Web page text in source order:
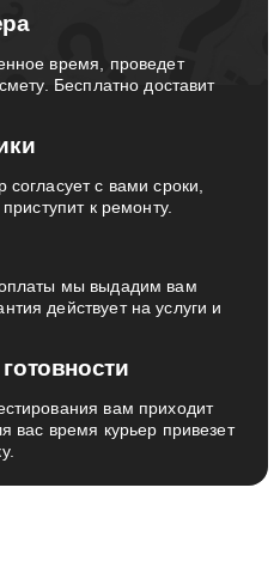
время, проведет
Бесплатно доставит
согласует с вами сроки,
к ремонту.
мы выдадим вам
действует на услуги и
вам приходит
вас время курьер привезет